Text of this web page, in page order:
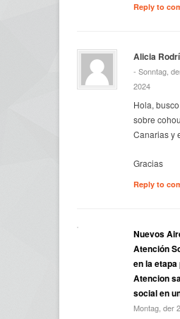
Reply to
Alicia
- Sonntag,
2024
Hola,
sobre
Canarias y
Gracias
Reply to
Nuevos
Atención
en la
Atencion
social en
Montag, der